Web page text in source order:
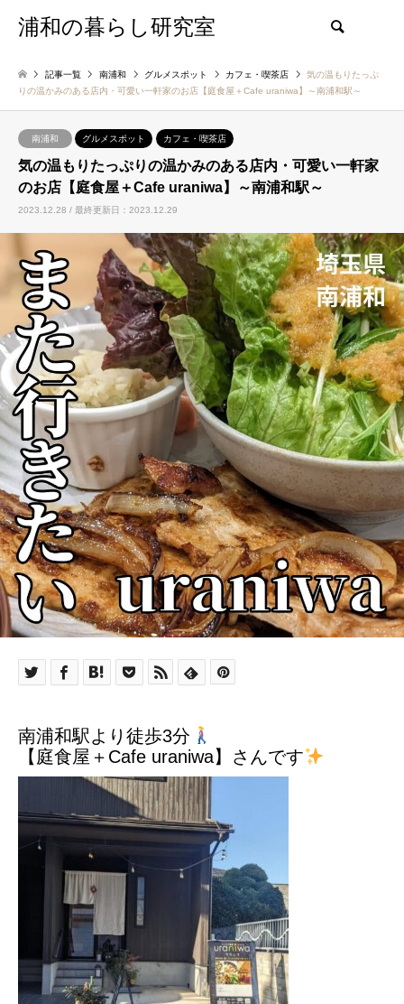
浦和の暮らし研究室
記事一覧 南浦和 グルメスポット カフェ・喫茶店
気の温もりたっぷ
りの温かみのある店内・可愛い一軒家のお店【庭食屋＋Cafe uraniwa】～南浦和駅～
南浦和 グルメスポット カフェ・喫茶店
気の温もりたっぷりの温かみのある店内・可愛い一軒家
のお店【庭食屋＋Cafe uraniwa】～南浦和駅～
2023.12.28 / 最終更新日：2023.12.29
南浦和駅より徒歩3分
【庭食屋＋Cafe uraniwa】さんです